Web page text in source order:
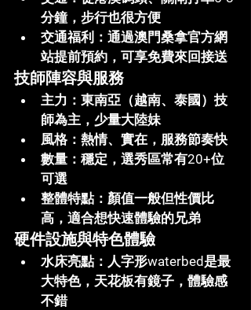
分鐘，步行也很方便
交通福利 ：通過澳門桑拿官方網
站提前預約，可享免費來回接送
技師陣容與服務
主力 ：東南亞（越南、泰國）技
師為主，少量大陸妹
風格：熱情、實在，服務節奏快
數量 ：穩定，選秀區常有20+位
可選
整體特點：顏值一般但性價比
高，適合想快速體驗的兄弟
硬件設施與特色體驗
水床亮點：人字形waterbed是最
大特色，天花板有鏡子，體驗感
不錯